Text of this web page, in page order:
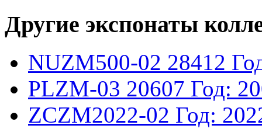
Другие экспонаты
NUZM500-02 28412
PLZM-03 20607 Год:
ZCZM2022-02 Год: